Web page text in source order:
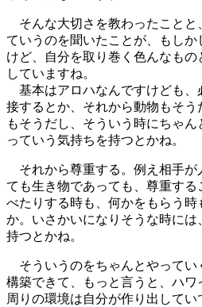
そんな大切さを教わったことと
ていうのを聞いたことが、もし
けど、自分を取り巻く色んなも
していますね。
基本はアロハなんですけども、
接するとか、それから動物もそ
もそうだし、そういう時にちゃ
っていう気持ちを持つとかね。
それから尊重する。例え相手が
ても生き物であっても、尊重す
べたりする時も、何かをもらう時
か。いさかいになりそうな時に
持つとかね。
そういうのをちゃんとやってい
構築できて、もっと言うと、ハ
周りの環境は自分が作り出して